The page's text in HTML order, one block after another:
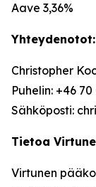
Aave 3,36%
Yhteydenotot:
Christopher
Puhelin: +46
Sähköposti:
Tietoa
Virtunen